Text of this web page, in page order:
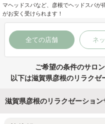
マヘッドスパなど、彦根でヘッドスパが
がお安く受けられます！
全ての店舗 ネ
ご希望の条件のサロ
以下は滋賀県彦根のリラクゼ
滋賀県彦根のリラクゼーション